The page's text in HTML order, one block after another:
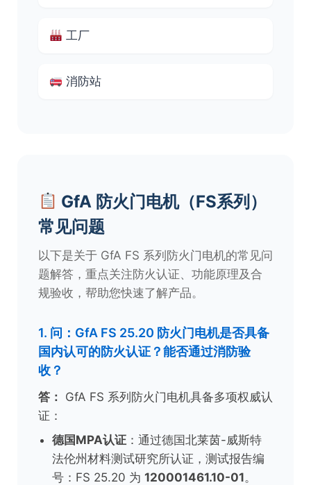
工厂
消防站
GfA 防火门电机（FS系列）
常见问题
以下是关于 GfA FS 系列防火门电机的常见问
题解答，重点关注防火认证、功能原理及合
规验收，帮助您快速了解产品。
1. 问：GfA FS 25.20 防火门电机是否具备
国内认可的防火认证？能否通过消防验
收？
答： GfA FS 系列防火门电机具备多项权威认
证：
德国MPA认证 ：通过德国北莱茵-威斯特
法伦州材料测试研究所认证，测试报告编
号：FS 25.20 为 120001461.10-01。